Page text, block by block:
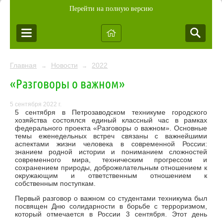
Перейти на полную версию
Главная → Новости → 2022
«Разговоры о важном»
5 сентября 2022 г.
5 сентября в Петрозаводском техникуме городского
хозяйства состоялся единый классный час в рамках
федерального проекта «Разговоры о важном». Основные
темы еженедельных встреч связаны с важнейшими
аспектами жизни человека в современной России:
знанием родной истории и пониманием сложностей
современного мира, техническим прогрессом и
сохранением природы, доброжелательным отношением к
окружающим и ответственным отношением к
собственным поступкам.
Первый разговор о важном со студентами техникума был
посвящен Дню солидарности в борьбе с терроризмом,
которыйотмечается в России 3 сентября. Этот день